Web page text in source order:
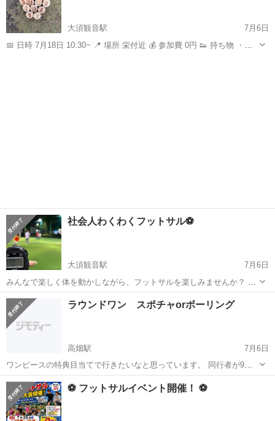
大須観音駅
7月6日
📅 日時 7月18日 10:30~ 📍 場所 栄付近 💰 参加費 0円 👟 持ち物 ・動
社会人わくわくフットサル⚽️
大須観音駅
7月6日
みんなで楽しく体を動かしながら、フットサルを楽しみませんか？ 経
験者はもちろん、初心者の方やおひとりでの参加も大歓迎です！✨ 勝
ち負けにこだわりすぎず、みんなでワイワイ楽しめる雰囲気なので、
運動不足解消や新しい仲間づくりに...
愛知 大須観音駅 スポーツ 社会人
ラウンドワン スポチャorボーリング
高畑駅
7月6日
ワンピースの特典目当てで行きたいなと思っています。 同行者が9名
ほど必要なため、募集します。 費用は全額負担します。 条件としてド
リンクフード等を注文することで特典がもらえるためそれに協力いた
だける方でお願いします。 スポッ...
愛知 名古屋市 高畑駅 スポーツ ラウンドワン
⚽️ フットサルイベント開催！ ⚽️